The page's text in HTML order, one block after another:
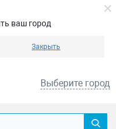
ваш город
Закрыть
Выберите город